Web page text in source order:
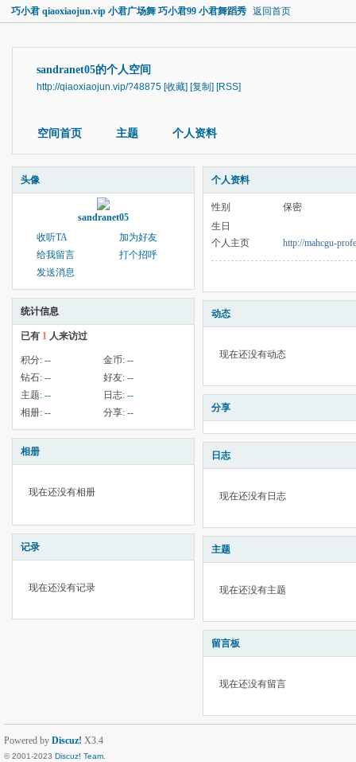
巧小君 qiaoxiaojun.vip 小君广场舞 巧小君99 小君舞蹈秀 返回首页
sandranet05的个人空间
http://qiaoxiaojun.vip/?48875 [收藏] [复制] [RSS]
空间首页 主题 个人资料
头像
sandranet05
收听TA
加为好友
给我留言
打个招呼
发送消息
统计信息
已有 1 人来访过
积分: -- 金币: --
钻石: -- 好友: --
主题: -- 日志: --
相册: -- 分享: --
相册
现在还没有相册
记录
现在还没有记录
个人资料
性别
保密
生日
个人主页
http://mahcgu-
动态
现在还没有动态
分享
日志
现在还没有日志
主题
现在还没有主题
留言板
现在还没有留言
Powered by Discuz! X3.4
© 2001-2023 Discuz! Team